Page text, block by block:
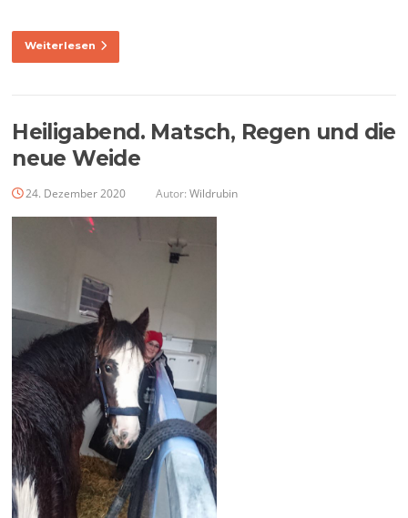
Weiterlesen
Heiligabend. Matsch, Regen und die
neue Weide
24. Dezember 2020 Autor:Wildrubin